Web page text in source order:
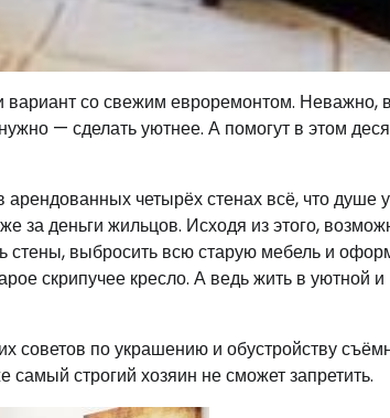
вариант со свежим евроремонтом. Неважно,
— сделать уютнее. А помогут в этом
четырёх стенах всё, что душе
за деньги жильцов. Исходя из этого,
стены, выбросить всю старую мебель и
скрипучее кресло. А ведь жить в уютной и
советов по украшению и обустройству
строгий хозяин не сможет запретить.